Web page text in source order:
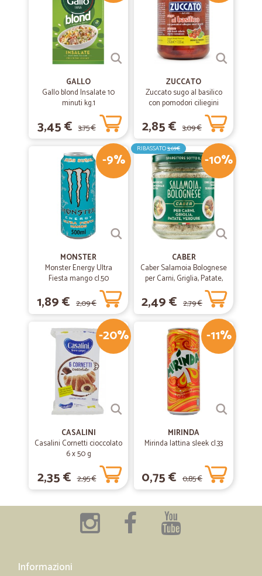
GALLO
Gallo blond Insalate 10
minuti kg.1
3,45 € 3,75 €
ZUCCATO
Zuccato sugo al basilico
con pomodori ciliegini
interi freschi gr.370
2,85 € 3,09 €
-9%
MONSTER
Monster Energy Ultra
Fiesta mango cl.50
1,89 € 2,09 €
-10%
RIBASSATO3,69€
CABER
Caber Salamoia Bolognese
per Carni, Griglia, Patate,
Verdure 200 gr.
2,49 € 2,79 €
-20%
CASALINI
Casalini Cornetti cioccolato
6 x 50 g
2,35 € 2,95 €
-11%
MIRINDA
Mirinda lattina sleek cl.33
0,75 € 0,85 €
Informazioni